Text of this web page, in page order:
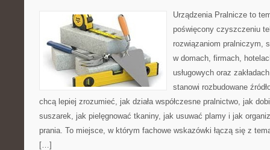
Urządzenia Pralnicze to
poświęcony czyszczeniu
rozwiązaniom pralniczym,
w domach, firmach,
usługowych oraz
stanowi rozbudowane
chcą lepiej zrozumieć, jak działa współczesne pralnictwo, jak
suszarek, jak pielęgnować tkaniny, jak usuwać plamy i jak
prania. To miejsce, w którym fachowe wskazówki łączą się z
[…]